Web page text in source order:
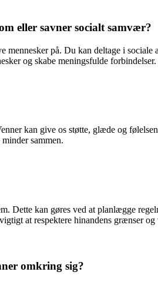
eller savner socialt samvær?
på. Du kan deltage i
og skabe meningsfulde forbindelser.
kan give os støtte, glæde og
sammen.
Dette kan gøres ved at planlægge
at respektere hinandens grænser
omkring sig?